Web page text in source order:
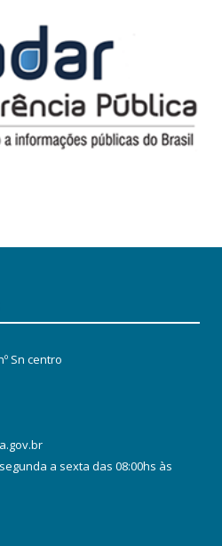
Sn centro
a sexta das 08:00hs às